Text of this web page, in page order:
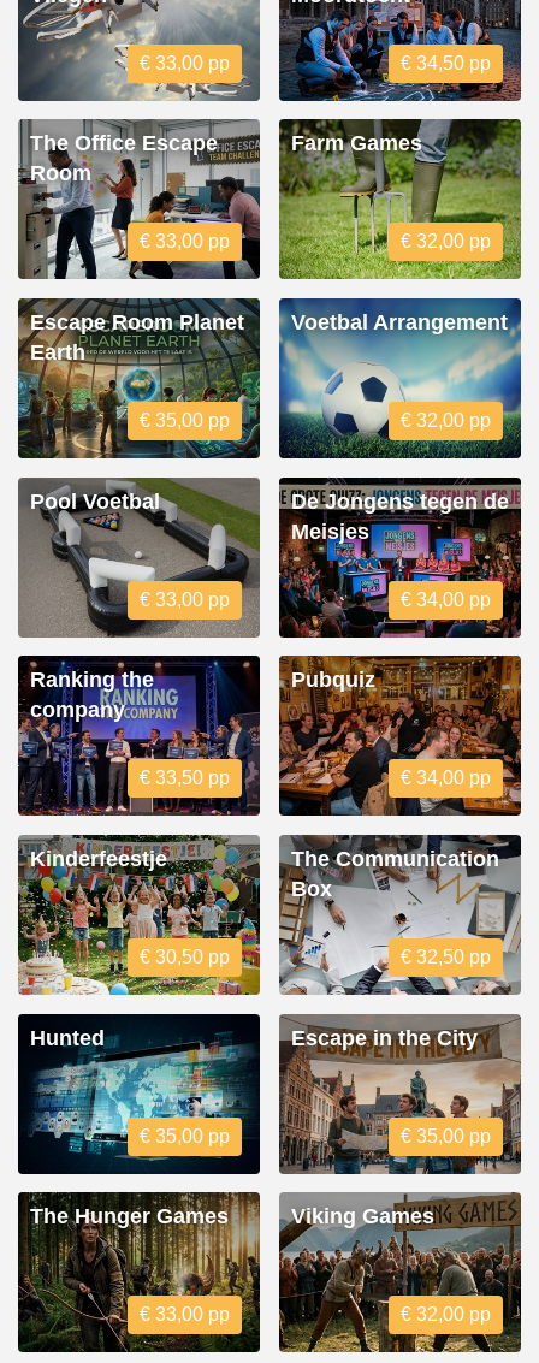
€ 33,00 pp € 34,50 pp
The Office Escape
Room
€ 33,00 pp
Farm Games
€ 32,00 pp
Escape Room Planet
Earth
€ 35,00 pp
Voetbal Arrangement
€ 32,00 pp
Pool Voetbal
€ 33,00 pp
De Jongens tegen de
Meisjes
€ 34,00 pp
Ranking the
company
€ 33,50 pp
Pubquiz
€ 34,00 pp
Kinderfeestje
€ 30,50 pp
The Communication
Box
€ 32,50 pp
Hunted
€ 35,00 pp
Escape in the City
€ 35,00 pp
The Hunger Games
€ 33,00 pp
Viking Games
€ 32,00 pp